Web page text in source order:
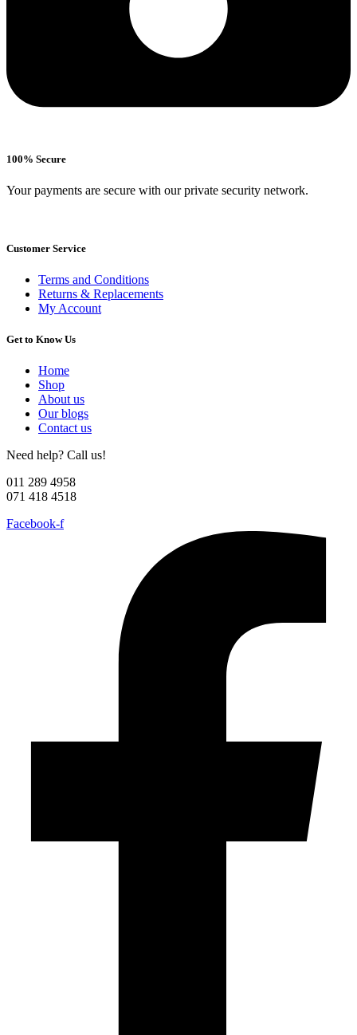
100% Secure
Your payments are secure with our private security network.
Customer Service
Terms and Conditions
Returns & Replacements
My Account
Get to Know Us
Home
Shop
About us
Our blogs
Contact us
Need help? Call us!
011 289 4958
071 418 4518
Facebook-f